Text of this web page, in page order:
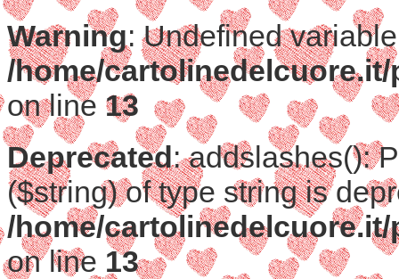
Warning: Undefined
/home/
on line 13
Deprecated: addslashes():
($string) of type string is
/home/
on line 13